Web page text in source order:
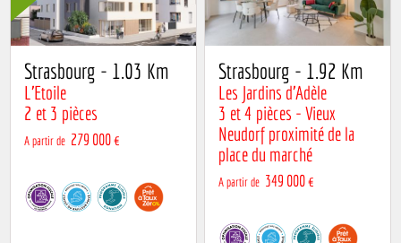
Strasbourg - 1.03 Km
L'Etoile
2 et 3 pièces
A partir de 279 000 €
Strasbourg - 1.92 Km
Les Jardins d'Adèle
3 et 4 pièces - Vieux
Neudorf proximité de la
place du marché
A partir de 349 000 €